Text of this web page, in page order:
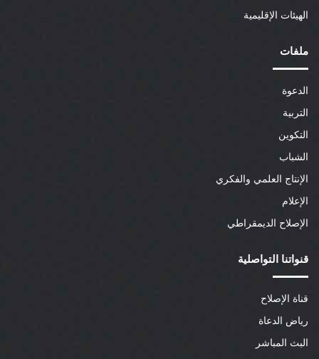
الهيئات الإقليمية
ملفات
الدعوة
التربية
التكوين
الشباب
الإنتاج العلمي والفكري
الإعلام
الإصلاح الديمقراطي
قنواتنا التواصلية
قناة الإصلاح
رياض الدعاة
البث المباشر